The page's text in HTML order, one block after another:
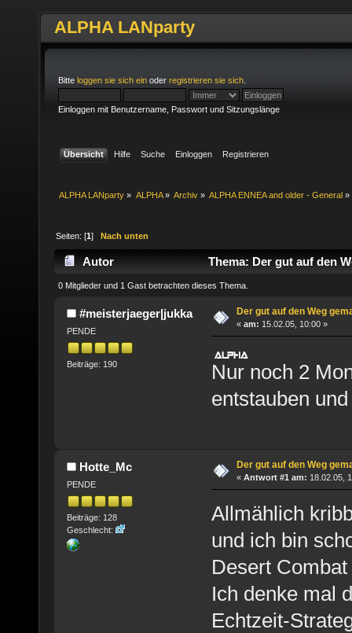
ALPHA LANparty
Bitte loggen sie sich ein oder registrieren sie sich
Einloggen mit Benutzername, Passwort und Sitzungslänge
Übersicht Hilfe Suche Einloggen Registrieren
ALPHA LANparty » ALPHA» Archiv» ALPHA ENNEA and older - General »
Seiten: [1]Nach unten
Autor Thema: Der gut auf den
0 Mitglieder und 1 Gast betrachten dieses Thema.
#meisterjaeger|jukka
PENDE
Beiträge: 190
Der gut auf den Weg
« am: 15.02.05, 10:00 »
Nur noch 2
entstauben
Hotte_Mc
PENDE
Beiträge: 128
Geschlecht:
Der gut auf den Weg
« Antwort #1 am: 18.02.05,
Allmählich
und ich bin
Desert
Ich denke mal
Echtzeit-